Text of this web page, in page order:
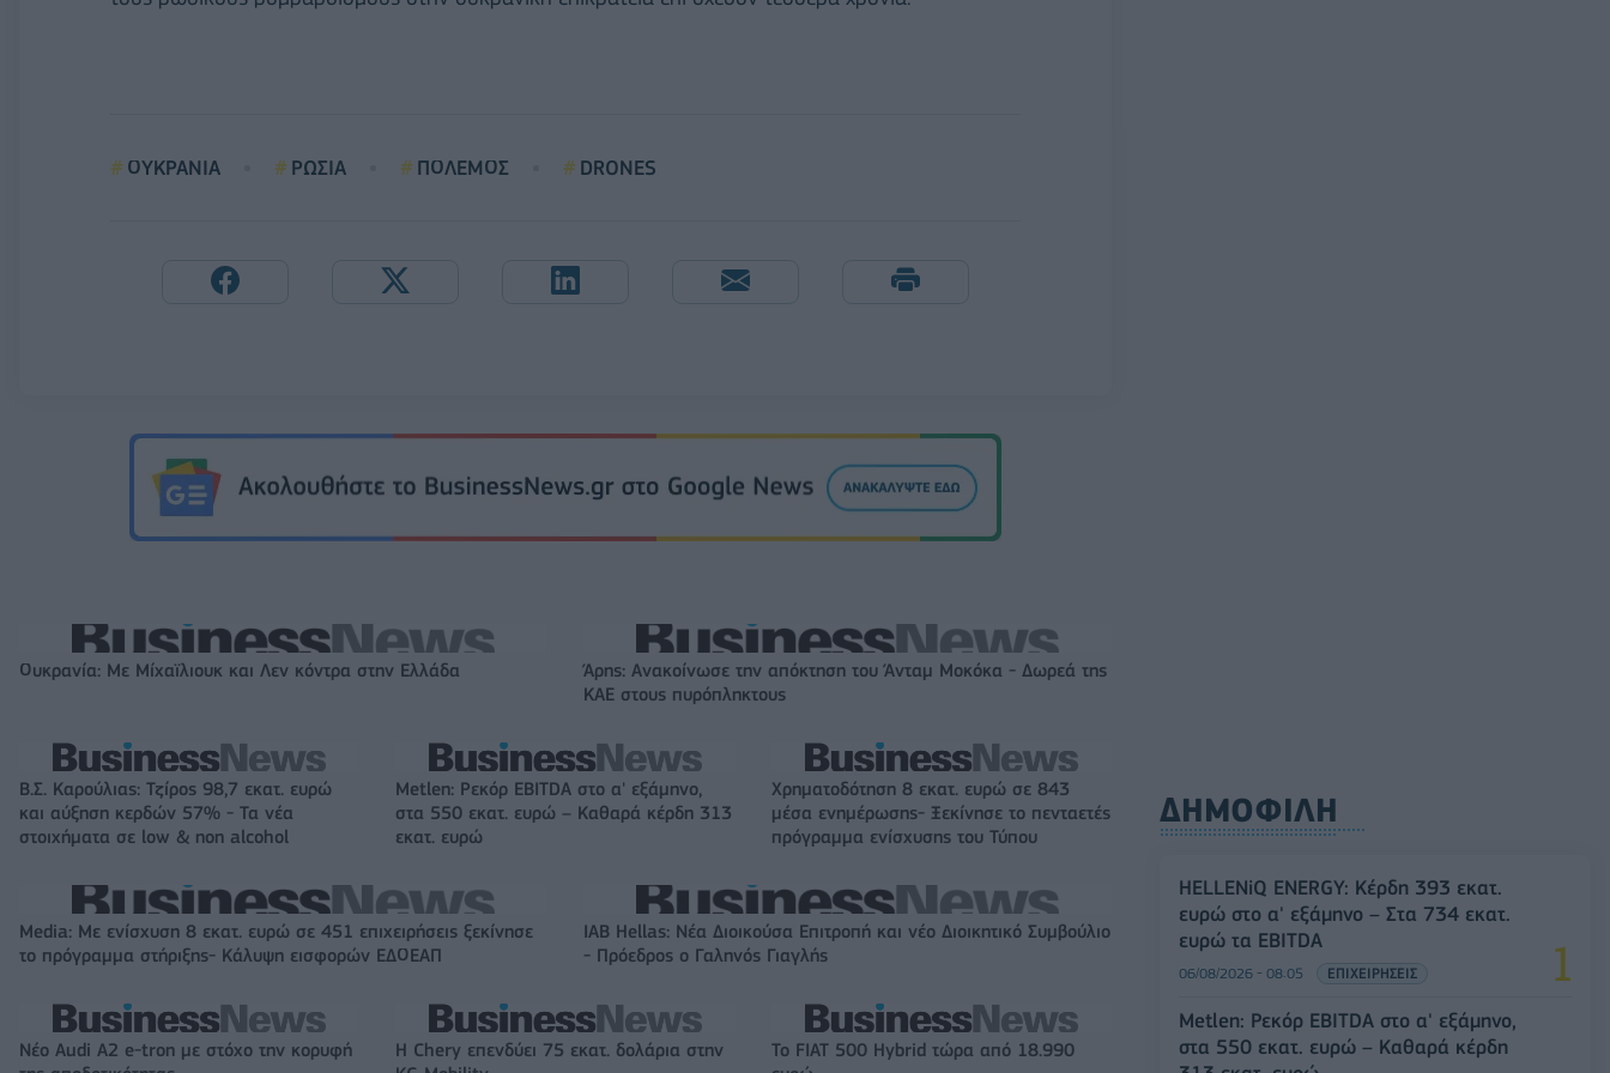
ΟΥΚΡΑΝΙΑ ΡΩΣΙΑ ΠΟΛΕΜΟΣ DRONES
Ουκρανία: Με Μίχαϊλιουκ και Λεν κόντρα στην Ελλάδα
Άρης: Ανακοίνωσε την απόκτηση του Άνταμ Μοκόκα - Δωρεά της
ΚΑΕ στους πυρόπληκτους
Β.Σ. Καρούλιας: Τζίρος 98,7 εκατ. ευρώ
και αύξηση κερδών 57% - Τα νέα
στοιχήματα σε low & non alcohol
Metlen: Ρεκόρ EBITDA στο α' εξάμηνο,
στα 550 εκατ. ευρώ – Καθαρά κέρδη 313
εκατ. ευρώ
Χρηματοδότηση 8 εκατ. ευρώ σε 843
μέσα ενημέρωσης- Ξεκίνησε το πενταετές
πρόγραμμα ενίσχυσης του Τύπου
Media: Με ενίσχυση 8 εκατ. ευρώ σε 451 επιχειρήσεις ξεκίνησε
το πρόγραμμα στήριξης- Κάλυψη εισφορών ΕΔΟΕΑΠ
IAB Hellas: Νέα Διοικούσα Επιτροπή και νέο Διοικητικό Συμβούλιο
- Πρόεδρος ο Γαληνός Γιαγλής
Νέο Audi A2 e-tron με στόχο την κορυφή
Η Chery επενδύει 75 εκατ. δολάρια στην
Το FIAT 500 Hybrid τώρα από 18.990
ΔΗΜΟΦΙΛΗ
HELLENiQ ENERGY: Κέρδη 393 εκατ.
ευρώ στο α' εξάμηνο – Στα 734 εκατ.
ευρώ τα EBITDA
06/08/2026 - 08:05 ΕΠΙΧΕΙΡΗΣΕΙΣ
Metlen: Ρεκόρ EBITDA στο α' εξάμηνο,
στα 550 εκατ. ευρώ – Καθαρά κέρδη